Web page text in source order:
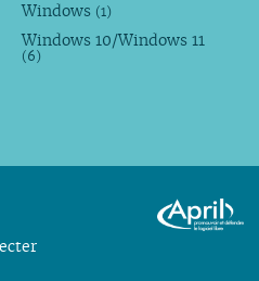
Windows (1)
Windows 10/Windows 11
(6)